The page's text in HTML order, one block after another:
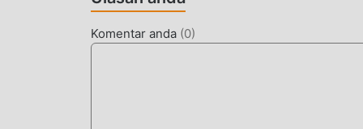
MOD UNIK
Komentar anda (0)